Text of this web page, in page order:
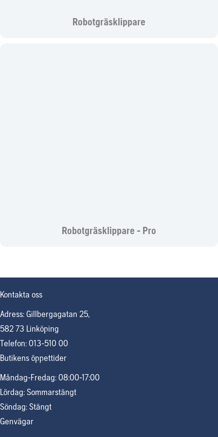
Robotgräsklippare
Robotgräsklippare - Pro
Kontakta oss
Adress: Gillbergagatan 25,
582 73 Linköping
Telefon: 013-510 00
Butikens öppettider
Måndag-Fredag: 08:00-17:00
Lördag: Sommarstängt
Söndag: Stängt
Genvägar